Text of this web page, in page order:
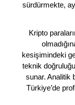
sürdürmekte,
Kripto
kesişimindeki
teknik
sunar. Analitik
Türkiye’de